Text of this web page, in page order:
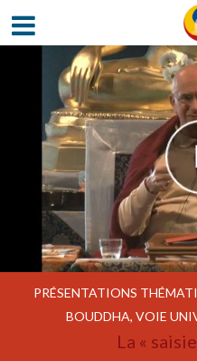
PRÉSENTATIONS
BOUDDHA, VOIE
La «